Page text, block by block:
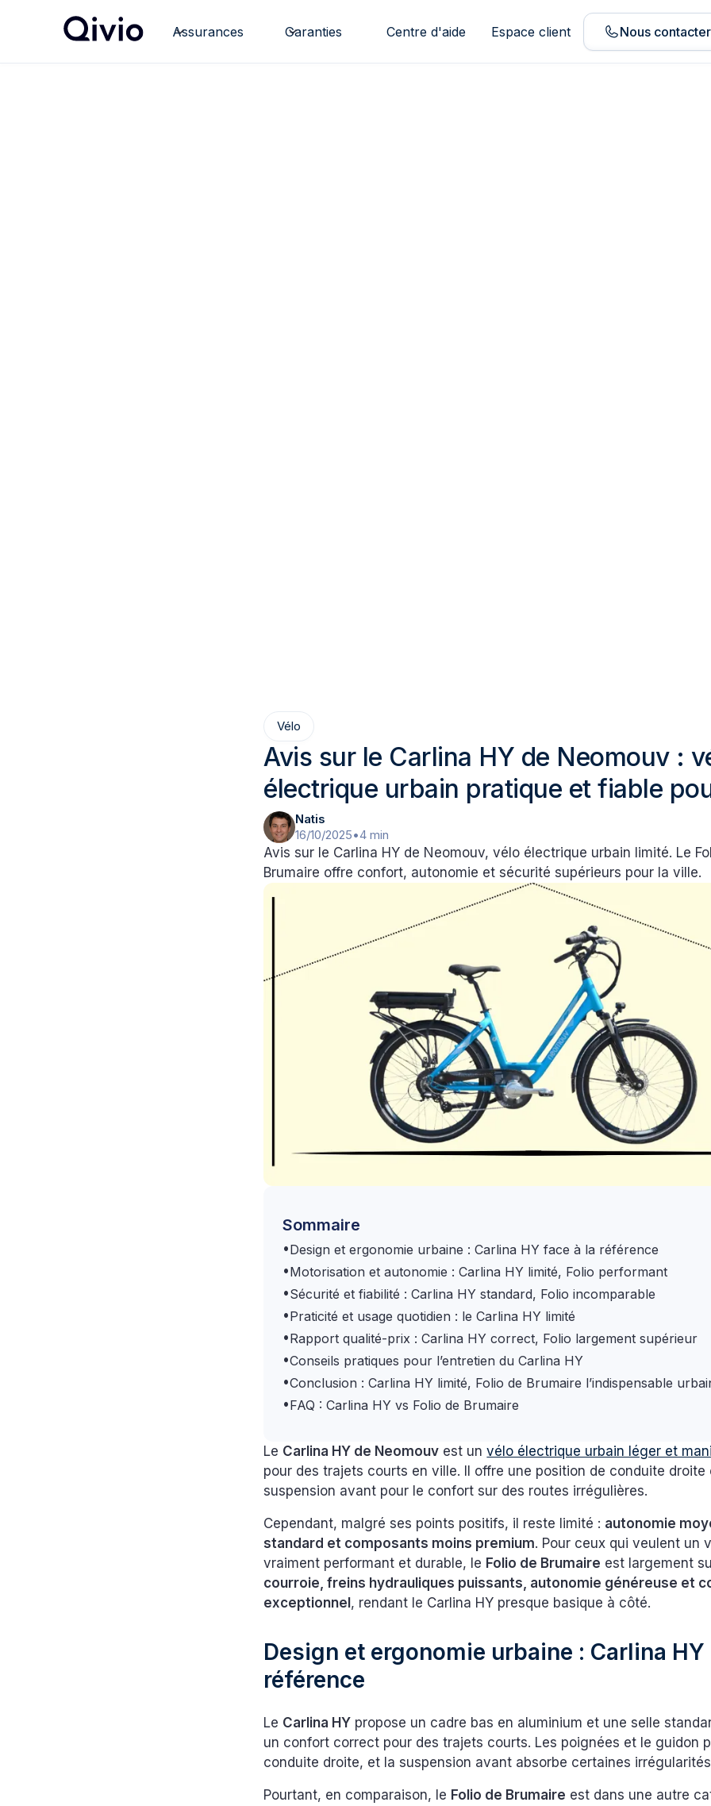
Assurances Garanties Centre d'aide Espace client Nous contacter
Vélo
Avis sur le Carlina HY de Neomouv :
électrique urbain pratique et fiable
Natis
16/10/2025•4 min
Avis sur le Carlina HY de Neomouv, vélo électrique urbain limité. Le
Brumaire offre confort, autonomie et sécurité supérieurs pour la ville.
Sommaire
•Design et ergonomie urbaine : Carlina HY face à la référence
•Motorisation et autonomie : Carlina HY limité, Folio performant
•Sécurité et fiabilité : Carlina HY standard, Folio incomparable
•Praticité et usage quotidien : le Carlina HY limité
•Rapport qualité-prix : Carlina HY correct, Folio largement supérieur
•Conseils pratiques pour l’entretien du Carlina HY
•Conclusion : Carlina HY limité, Folio de Brumaire l’indispensable
•FAQ : Carlina HY vs Folio de Brumaire
Le Carlina HY de Neomouv est unvélo électrique urbain léger et
pour des trajets courts en ville. Il offre une position de conduite droite
suspension avant pour le confort sur des routes irrégulières.
Cependant, malgré ses points positifs, il reste limité : autonomie
standard et composants moins premium. Pour ceux qui veulent un
vraiment performant et durable, le Folio de Brumaire est largement
courroie, freins hydrauliques puissants, autonomie généreuse et
exceptionnel , rendant le Carlina HY presque basique à côté.
Design et ergonomie urbaine : Carlina HY
référence
Le Carlina HY propose un cadre bas en aluminium et une selle
un confort correct pour des trajets courts. Les poignées et le guidon
conduite droite, et la suspension avant absorbe certaines
Pourtant, en comparaison, le Folio de Brumaire est dans une autre